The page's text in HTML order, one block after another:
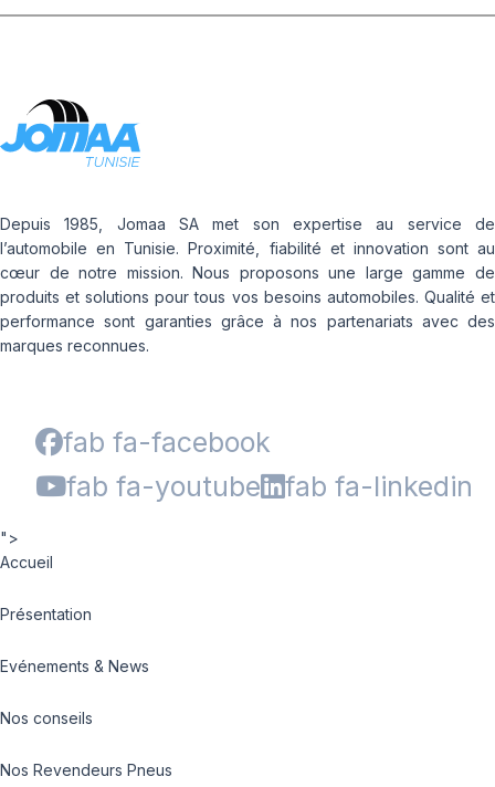
Depuis 1985, Jomaa SA met son expertise au service de
l’automobile en Tunisie. Proximité, fiabilité et innovation sont au
cœur de notre mission. Nous proposons une large gamme de
produits et solutions pour tous vos besoins automobiles. Qualité et
performance sont garanties grâce à nos partenariats avec des
marques reconnues.
fab fa-facebook
fab fa-youtube
fab fa-linkedin
">
Accueil
Présentation
Evénements & News
Nos conseils
Nos Revendeurs Pneus